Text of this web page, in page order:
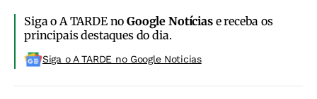
Siga o A TARDE noGoogle Notíciase receba os
principais destaques do dia.
Siga o A TARDE no Google Noticias